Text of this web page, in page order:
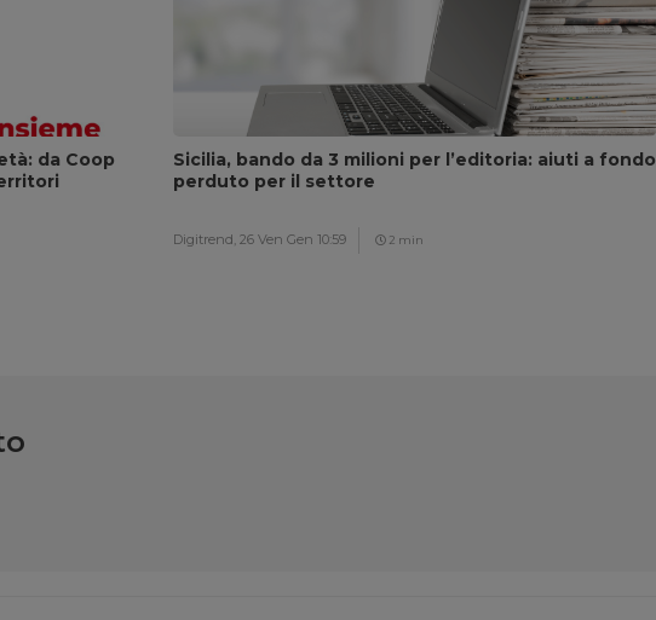
da Coop
Sicilia, bando da 3 milioni per l’editoria: aiuti a fondo
perduto per il settore
Digitrend, 26 Ven Gen 10:59 2 min